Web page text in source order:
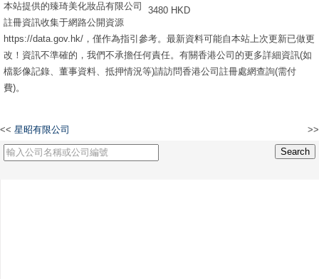
3480 HKD
本站提供的臻琦美化妝品有限公司
註冊資訊收集于網路公開資源
https://data.gov.hk/，僅作為指引參考。最新資料可能自本站上次更新已做更
改！資訊不準確的，我們不承擔任何責任。有關香港公司的更多詳細資訊(如
檔影像記錄、董事資料、抵押情況等)請訪問香港公司註冊處網查詢(需付
費)。
<< 星昭有限公司 >>